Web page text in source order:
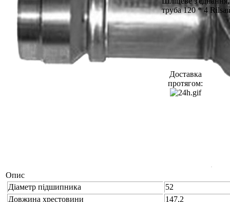
труба 120 * 4 Rilsan
Доставка
протягом:
Опис
Діаметр підшипника
52
Довжина хрестовини
147,2